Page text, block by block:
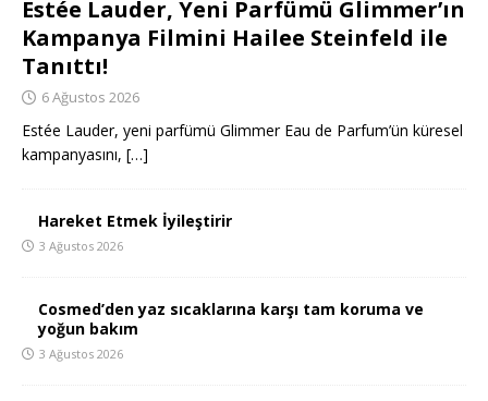
Estée Lauder, Yeni Parfümü Glimmer’ın
Kampanya Filmini Hailee Steinfeld ile
Tanıttı!
6 Ağustos 2026
Estée Lauder, yeni parfümü Glimmer Eau de Parfum’ün küresel
kampanyasını, […]
Hareket Etmek İyileştirir
3 Ağustos 2026
Cosmed’den yaz sıcaklarına karşı tam koruma ve
yoğun bakım
3 Ağustos 2026